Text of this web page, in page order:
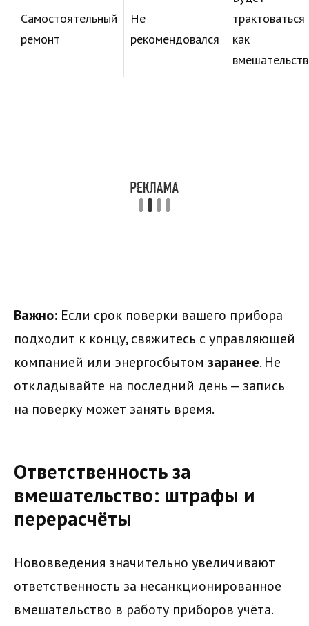
Самостоятельный
ремонт
Не
рекомендовался
трактоваться
как
Важно: Если срок поверки вашего прибора
подходит к концу, свяжитесь с управляющей
компанией или энергосбытом заранее. Не
откладывайте на последний день — запись
на поверку может занять время.
Ответственность за
вмешательство: штрафы и
перерасчёты
Нововведения значительно увеличивают
ответственность за несанкционированное
вмешательство в работу приборов учёта.